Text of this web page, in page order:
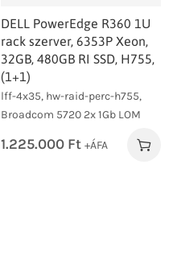
DELL PowerEdge R360 1U
rack szerver, 6353P Xeon,
32GB, 480GB RI SSD, H755,
(1+1)
lff-4x35, hw-raid-perc-h755,
Broadcom 5720 2x 1Gb LOM
1.225.000 Ft +ÁFA